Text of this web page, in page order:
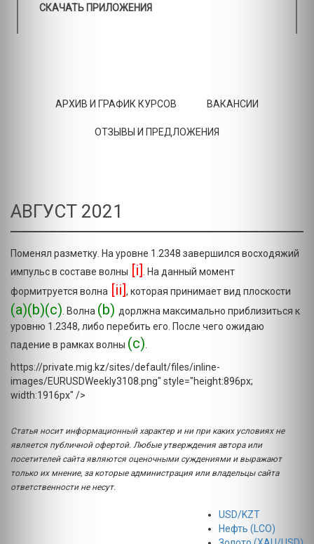
СКАЧАТЬ ПРИЛОЖЕНИЯ
АРХИВ И ГРАФИК КУРСОВ ВАКАНСИИ
ОТЗЫВЫ И ПРЕДЛОЖЕНИЯ
АВГУСТ 2021
Поменял разметку. На уровне 1.2348 завершился восходяжий
импульс в составе волны [i]
. На данный момент
формитруется волна [ii], которая принимает вид плоскости
(a)(b)(c) . Волна (b) дорлжна максимально приблизиться к
уровню 1.2348, либо перебить его. После чего ожидаю
падение в рамках волны (с)
https://private.mig.kz/sites/default/files/inline-
images/EURUSDWeekly3108.png" style="height:896px;
width:1916px" />
Статья носит информационный характер и ни при каких условиях не
является публичной офертой. Любые утверждения автора или
посетителей сайта являются оценочными суждениями и выражают
только их мнение, за которые администрация или владельцы сайта
ответственности не несут.
USD/KZT
Нефть (LCO)